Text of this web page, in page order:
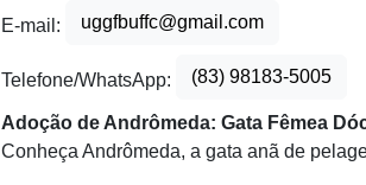
E-mail: uggfbuffc@gmail.com
Telefone/WhatsApp: (83) 98183-5005
Adoção de Andrômeda: Gata Fêmea
Conheça Andrômeda, a gata anã de